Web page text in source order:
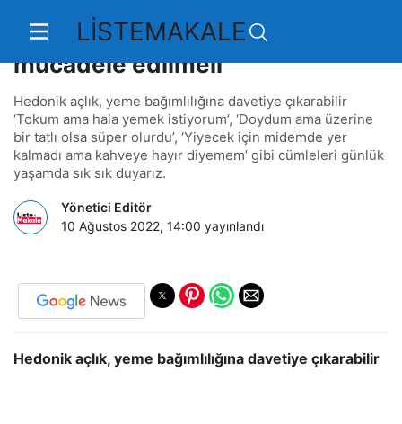
LİSTEMAKALE
Yeme bağımlılığı ile nasıl
mücadele edilmeli
Hedonik açlık, yeme bağımlılığına davetiye çıkarabilir
‘Tokum ama hala yemek istiyorum’, ‘Doydum ama üzerine
bir tatlı olsa süper olurdu’, ‘Yiyecek için midemde yer
kalmadı ama kahveye hayır diyemem’ gibi cümleleri günlük
yaşamda sık sık duyarız.
Yönetici Editör
10 Ağustos 2022, 14:00 yayınlandı
Hedonik açlık, yeme bağımlılığına davetiye çıkarabilir